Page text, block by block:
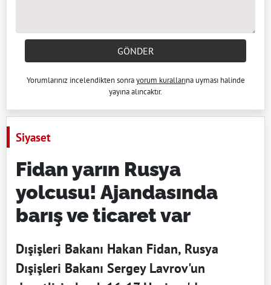
GÖNDER
Yorumlarınız incelendikten sonrayorum kurallarına uyması halinde
yayına alıncaktır.
Siyaset
Fidan yarın Rusya
yolcusu! Ajandasında
barış ve ticaret var
Dışişleri Bakanı Hakan Fidan, Rusya
Dışişleri Bakanı Sergey Lavrov'un